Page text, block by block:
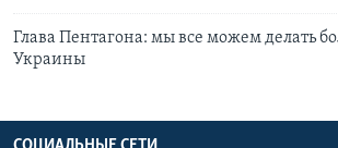
Глава Пентагона: мы все можем делать
Украины